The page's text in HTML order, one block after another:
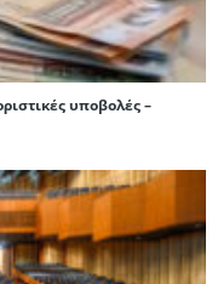
υποβολές –